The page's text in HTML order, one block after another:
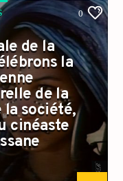
0
de la
la
de la
société,
cinéaste